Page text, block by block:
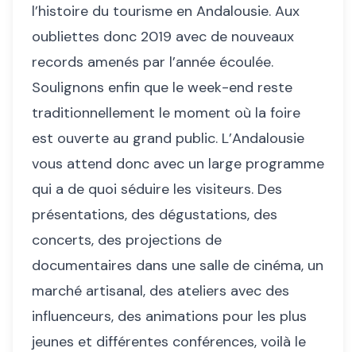
l’histoire du tourisme en Andalousie. Aux
oubliettes donc 2019 avec de nouveaux
records amenés par l’année écoulée.
Soulignons enfin que le week-end reste
traditionnellement le moment où la foire
est ouverte au grand public. L’Andalousie
vous attend donc avec un large programme
qui a de quoi séduire les visiteurs. Des
présentations, des dégustations, des
concerts, des projections de
documentaires dans une salle de cinéma, un
marché artisanal, des ateliers avec des
influenceurs, des animations pour les plus
jeunes et différentes conférences, voilà le